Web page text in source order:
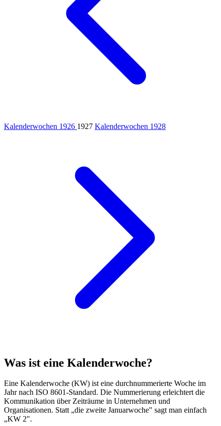
Kalenderwochen 1926 1927 Kalenderwochen 1928
Was ist eine Kalenderwoche?
Eine Kalenderwoche (KW) ist eine durchnummerierte Woche im
Jahr nach ISO 8601-Standard. Die Nummerierung erleichtert die
Kommunikation über Zeiträume in Unternehmen und
Organisationen. Statt „die zweite Januarwoche" sagt man einfach
„KW 2".